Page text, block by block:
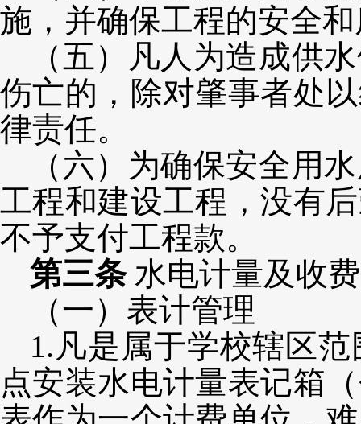
施，并确保工程的安全
（五）凡人为造成供
伤亡的，除对肇事者处
律责任。
（六）为确保安全用
工程和建设工程，没有
不予支付工程款。
第三条 水电计量及收
（一）表计管理
1.凡是属于学校辖区
点安装水电计量表记箱